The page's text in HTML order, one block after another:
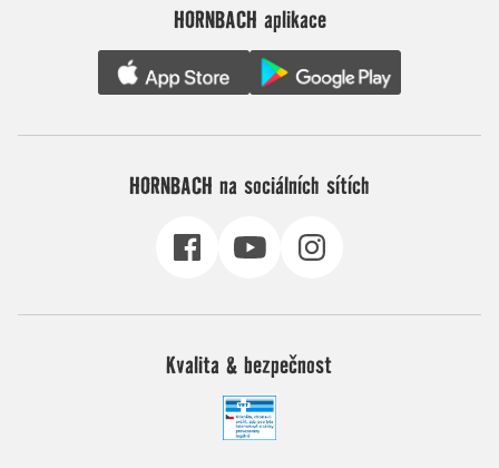
HORNBACH aplikace
HORNBACH na sociálních sítích
Kvalita & bezpečnost